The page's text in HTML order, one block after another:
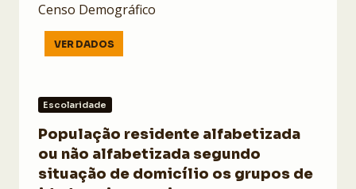
Censo Demográfico
VER DADOS
Escolaridade
População residente alfabetizada
ou não alfabetizada segundo
situação de domicílio os grupos de